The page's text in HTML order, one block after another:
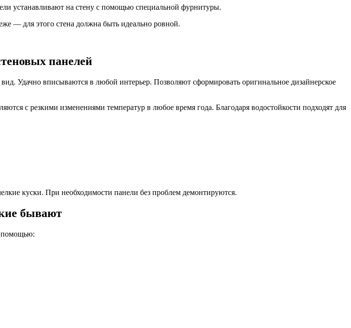
устанавливают на стену с помощью специальной фурнитуры.
— для этого стена должна быть идеально ровной.
панелей
Удачно вписываются в любой интерьер. Позволяют сформировать оригинальное дизайнерское
с резкими изменениями температур в любое время года. Благодаря водостойкости подходят для
куски. При необходимости панели без проблем демонтируются.
бывают
помощью: